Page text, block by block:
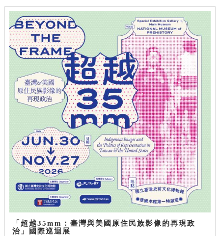
「超越35mm：臺灣與美國原住民族影像的再現政
治」國際巡迴展